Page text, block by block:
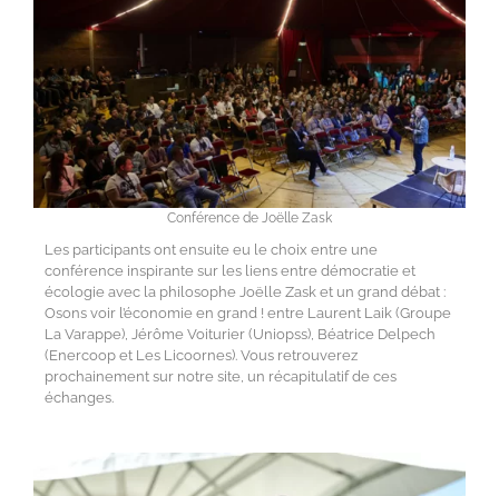
Conférence de Joëlle Zask
Les participants ont ensuite eu le choix entre une
conférence inspirante sur les liens entre démocratie et
écologie avec la philosophe Joëlle Zask et un grand débat :
Osons voir l’économie en grand ! entre Laurent Laik (Groupe
La Varappe), Jérôme Voiturier (Uniopss), Béatrice Delpech
(Enercoop et Les Licoornes). Vous retrouverez
prochainement sur notre site, un récapitulatif de ces
échanges.